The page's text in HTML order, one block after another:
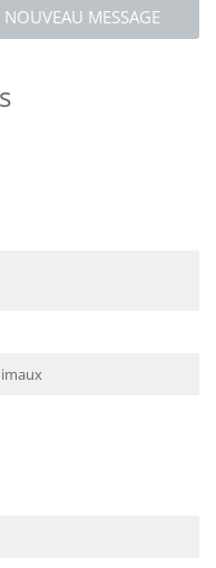
NOUVEAU MESSAGE